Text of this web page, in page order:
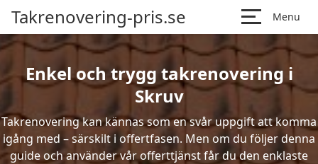
Takrenovering-pris.se Menu
Enkel och trygg takrenovering i
Skruv
Takrenovering kan kännas som en svår uppgift att komma
igång med – särskilt i offertfasen. Men om du följer denna
guide och använder vår offerttjänst får du den enklaste